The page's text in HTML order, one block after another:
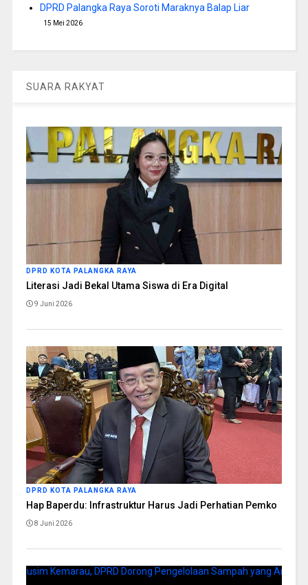
DPRD Palangka Raya Soroti Maraknya Balap Liar
15 Mei 2026
SUARA RAKYAT
DPRD KOTA PALANGKA RAYA
Literasi Jadi Bekal Utama Siswa di Era Digital
9 Juni 2026
DPRD KOTA PALANGKA RAYA
Hap Baperdu: Infrastruktur Harus Jadi Perhatian Pemko
8 Juni 2026